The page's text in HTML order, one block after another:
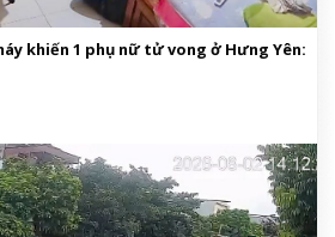
khiến 1 phụ nữ tử vong ở Hưng Yên: